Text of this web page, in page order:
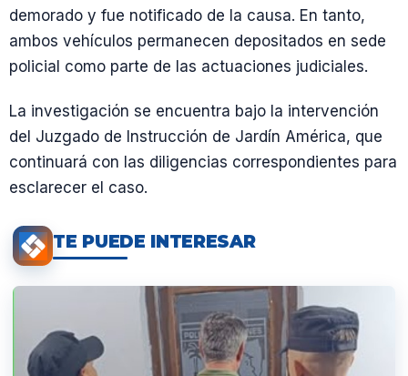
demorado y fue notificado de la causa. En tanto,
ambos vehículos permanecen depositados en sede
policial como parte de las actuaciones judiciales.
La investigación se encuentra bajo la intervención
del Juzgado de Instrucción de Jardín América, que
continuará con las diligencias correspondientes para
esclarecer el caso.
TE PUEDE INTERESAR